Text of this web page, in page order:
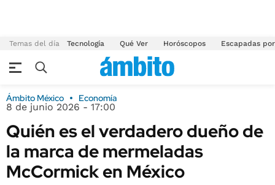
Temas del día Tecnología Qué Ver Horóscopos Escapadas
Ámbito México Economía
8 de junio 2026 - 17:00
Quién es el verdadero dueño de
la marca de mermeladas
McCormick en México